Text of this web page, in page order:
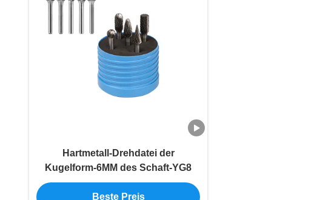
Hartmetall-Drehdatei der
Kugelform-6MM des Schaft-YG8
Beste Preis